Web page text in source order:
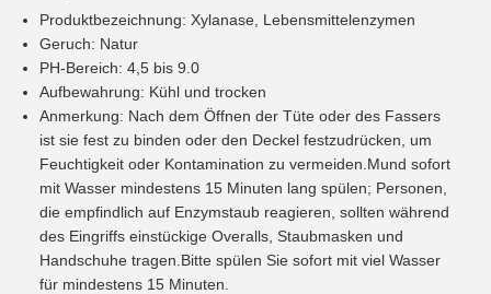
Produktbezeichnung: Xylanase, Lebensmittelenzymen
Geruch: Natur
PH-Bereich: 4,5 bis 9.0
Aufbewahrung: Kühl und trocken
Anmerkung: Nach dem Öffnen der Tüte oder des Fassers
ist sie fest zu binden oder den Deckel festzudrücken, um
Feuchtigkeit oder Kontamination zu vermeiden.Mund sofort
mit Wasser mindestens 15 Minuten lang spülen; Personen,
die empfindlich auf Enzymstaub reagieren, sollten während
des Eingriffs einstückige Overalls, Staubmasken und
Handschuhe tragen.Bitte spülen Sie sofort mit viel Wasser
für mindestens 15 Minuten.